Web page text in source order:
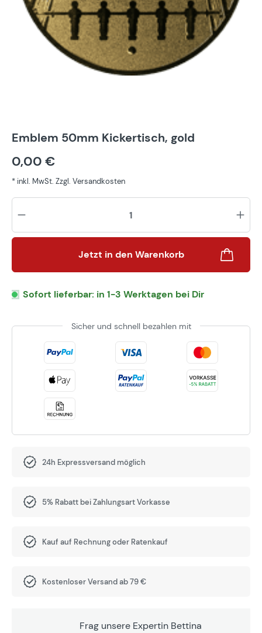
Emblem 50mm Kickertisch, gold
0,00 €
* inkl. MwSt. Zzgl. Versandkosten
Jetzt in den Warenkorb
Sofort lieferbar: in 1-3 Werktagen bei Dir
Sicher und schnell bezahlen mit
24h Expressversand möglich
5% Rabatt bei Zahlungsart Vorkasse
Kauf auf Rechnung oder Ratenkauf
Kostenloser Versand ab 79 €
Frag unsere Expertin Bettina